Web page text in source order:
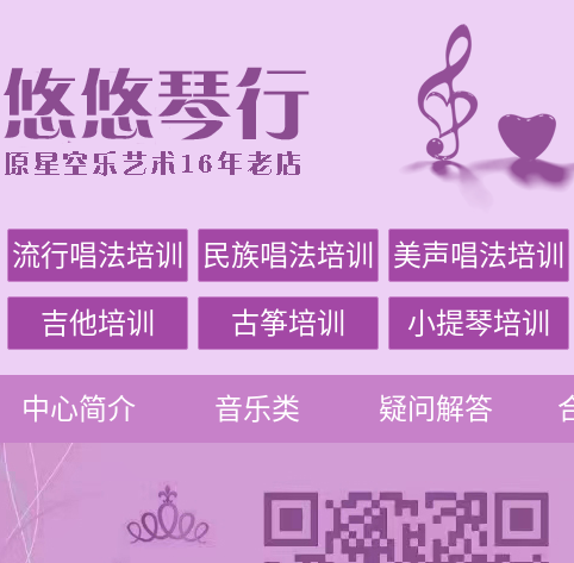
流行唱法培训 民族唱法培训 美声唱法培训
吉他培训 古筝培训 小提琴培训
中心简介 音乐类 疑问解答